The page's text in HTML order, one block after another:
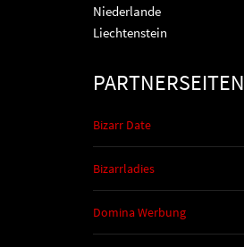
Niederlande
Liechtenstein
PARTNERSEITEN
Bizarr Date
Bizarrladies
Domina Werbung